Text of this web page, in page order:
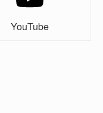
YouTube